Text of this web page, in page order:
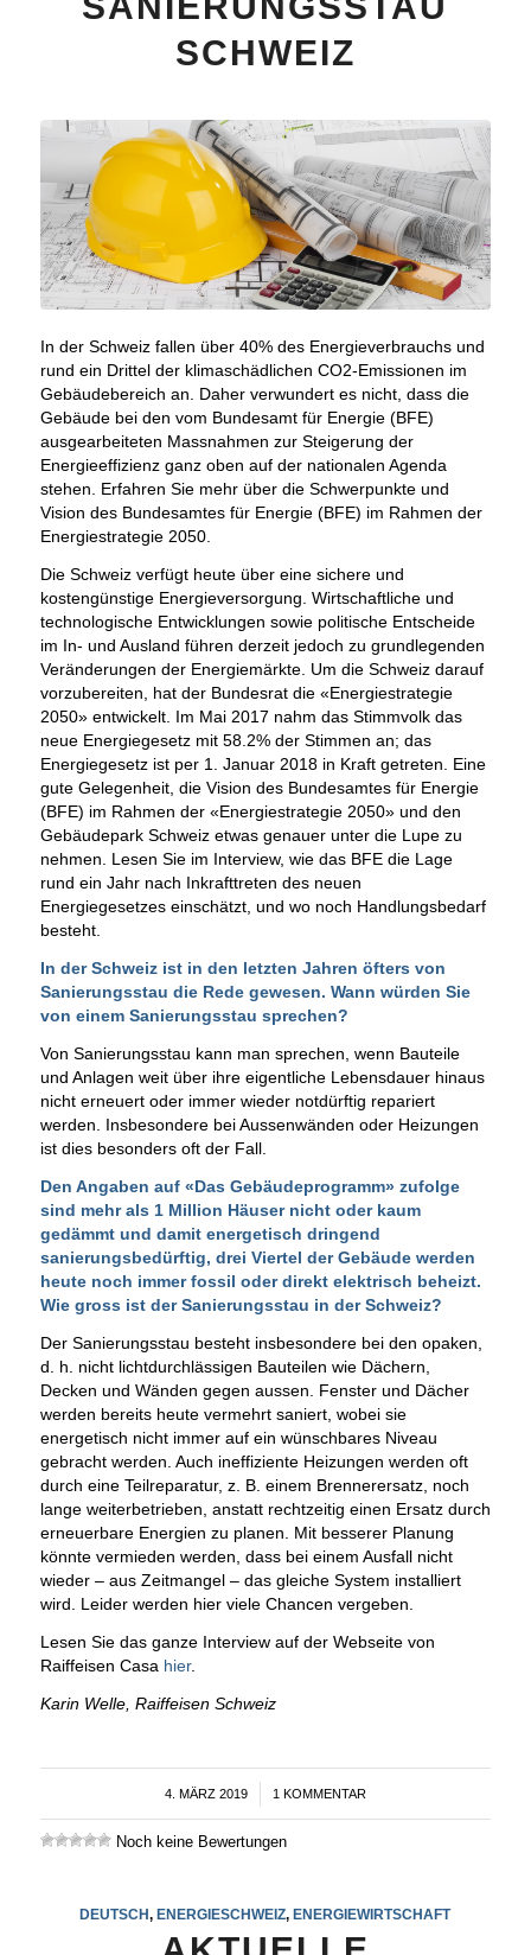
SCHWEIZ
In der Schweiz fallen über 40% des Energieverbrauchs und
rund ein Drittel der klimaschädlichen CO2-Emissionen im
Gebäudebereich an. Daher verwundert es nicht, dass die
Gebäude bei den vom Bundesamt für Energie (BFE)
ausgearbeiteten Massnahmen zur Steigerung der
Energieeffizienz ganz oben auf der nationalen Agenda
stehen. Erfahren Sie mehr über die Schwerpunkte und
Vision des Bundesamtes für Energie (BFE) im Rahmen der
Energiestrategie 2050.
Die Schweiz verfügt heute über eine sichere und
kostengünstige Energieversorgung. Wirtschaftliche und
technologische Entwicklungen sowie politische Entscheide
im In- und Ausland führen derzeit jedoch zu grundlegenden
Veränderungen der Energiemärkte. Um die Schweiz darauf
vorzubereiten, hat der Bundesrat die «Energiestrategie
2050» entwickelt. Im Mai 2017 nahm das Stimmvolk das
neue Energiegesetz mit 58.2% der Stimmen an; das
Energiegesetz ist per 1. Januar 2018 in Kraft getreten. Eine
gute Gelegenheit, die Vision des Bundesamtes für Energie
(BFE) im Rahmen der «Energiestrategie 2050» und den
Gebäudepark Schweiz etwas genauer unter die Lupe zu
nehmen. Lesen Sie im Interview, wie das BFE die Lage
rund ein Jahr nach Inkrafttreten des neuen
Energiegesetzes einschätzt, und wo noch Handlungsbedarf
besteht.
In der Schweiz ist in den letzten Jahren öfters von
Sanierungsstau die Rede gewesen. Wann würden Sie
von einem Sanierungsstau sprechen?
Von Sanierungsstau kann man sprechen, wenn Bauteile
und Anlagen weit über ihre eigentliche Lebensdauer hinaus
nicht erneuert oder immer wieder notdürftig repariert
werden. Insbesondere bei Aussenwänden oder Heizungen
ist dies besonders oft der Fall.
Den Angaben auf «Das Gebäudeprogramm» zufolge
sind mehr als 1 Million Häuser nicht oder kaum
gedämmt und damit energetisch dringend
sanierungsbedürftig, drei Viertel der Gebäude werden
heute noch immer fossil oder direkt elektrisch beheizt.
Wie gross ist der Sanierungsstau in der Schweiz?
Der Sanierungsstau besteht insbesondere bei den opaken,
d. h. nicht lichtdurchlässigen Bauteilen wie Dächern,
Decken und Wänden gegen aussen. Fenster und Dächer
werden bereits heute vermehrt saniert, wobei sie
energetisch nicht immer auf ein wünschbares Niveau
gebracht werden. Auch ineffiziente Heizungen werden oft
durch eine Teilreparatur, z. B. einem Brennerersatz, noch
lange weiterbetrieben, anstatt rechtzeitig einen Ersatz durch
erneuerbare Energien zu planen. Mit besserer Planung
könnte vermieden werden, dass bei einem Ausfall nicht
wieder – aus Zeitmangel – das gleiche System installiert
wird. Leider werden hier viele Chancen vergeben.
Lesen Sie das ganze Interview auf der Webseite von
Raiffeisen Casa hier.
Karin Welle, Raiffeisen Schweiz
4. MÄRZ 2019
/ 1 KOMMENTAR
Noch keine Bewertungen
DEUTSCH ,ENERGIESCHWEIZ ,ENERGIEWIRTSCHAFT